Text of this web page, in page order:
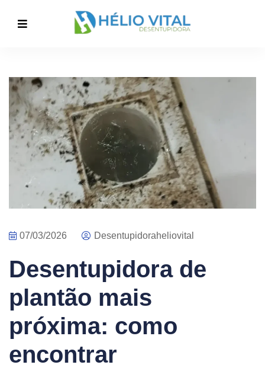
07/03/2026 Desentupidoraheliovital
Desentupidora de
plantão mais
próxima: como
encontrar